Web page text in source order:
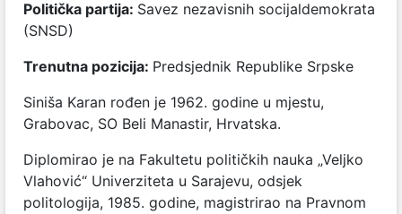
Politička partija: Savez nezavisnih socijaldemokrata
(SNSD)
Trenutna pozicija: Predsjednik Republike Srpske
Siniša Karan rođen je 1962. godine u mjestu,
Grabovac, SO Beli Manastir, Hrvatska.
Diplomirao je na Fakultetu političkih nauka „Veljko
Vlahović“ Univerziteta u Sarajevu, odsjek
politologija, 1985. godine, magistrirao na Pravnom